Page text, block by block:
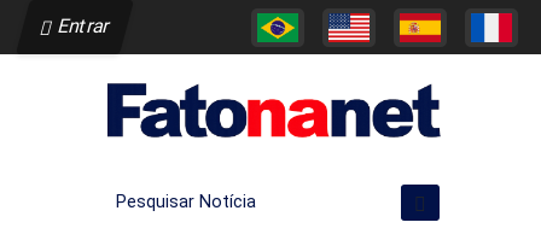
Entrar
Pesquisar Notícia